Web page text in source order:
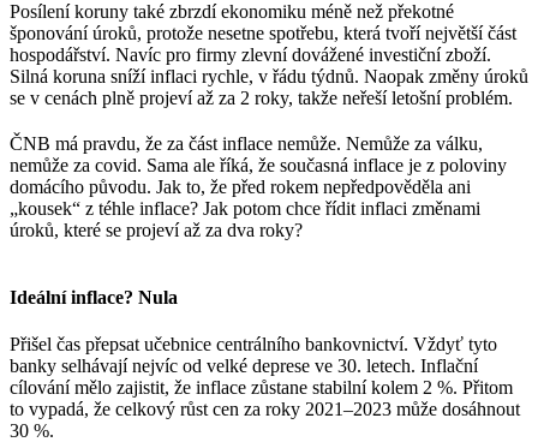
Posílení koruny také zbrzdí ekonomiku méně než překotné
šponování úroků, protože nesetne spotřebu, která tvoří největší část
hospodářství. Navíc pro firmy zlevní dovážené investiční zboží.
Silná koruna sníží inflaci rychle, v řádu týdnů. Naopak změny úroků
se v cenách plně projeví až za 2 roky, takže neřeší letošní problém.
ČNB má pravdu, že za část inflace nemůže. Nemůže za válku,
nemůže za covid. Sama ale říká, že současná inflace je z poloviny
domácího původu. Jak to, že před rokem nepředpověděla ani
„kousek“ z téhle inflace? Jak potom chce řídit inflaci změnami
úroků, které se projeví až za dva roky?
Ideální inflace? Nula
Přišel čas přepsat učebnice centrálního bankovnictví. Vždyť tyto
banky selhávají nejvíc od velké deprese ve 30. letech. Inflační
cílování mělo zajistit, že inflace zůstane stabilní kolem 2 %. Přitom
to vypadá, že celkový růst cen za roky 2021–2023 může dosáhnout
30 %.